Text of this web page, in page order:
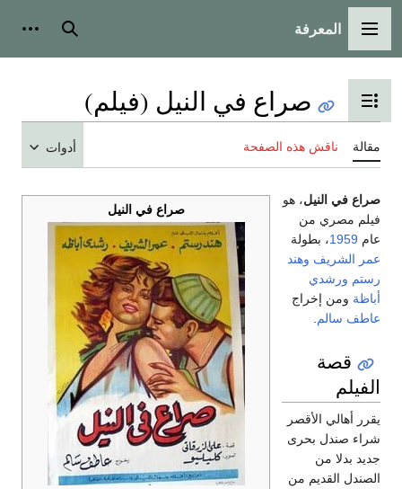
القائمة الرئيسية
المعرفة بحث
تبديل عرض جدول المحتويات
صراع في النيل (فيلم)
مقالة ناقش هذه الصفحة أدوات
صراع في النيل
صراع في النيل، هو
فيلم مصري من
عام 1959، بطولة
عمر الشريف وهند
رستم ورشدي
أباظة ومن إخراج
عاطف سالم
قصة
الفيلم
يقرر أهالي الأقصر
شراء صندل بحرى
جديد بدلا من
الصندل القديم من